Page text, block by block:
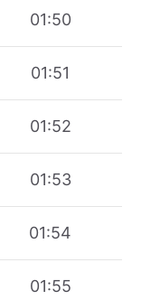
01:50
01:51
01:52
01:53
01:54
01:55